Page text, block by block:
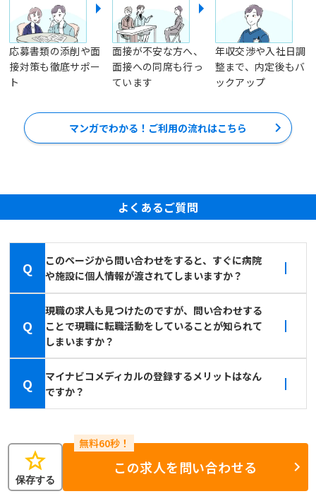
応募書類の添削や面
接対策も徹底サポー
ト
面接が不安な方へ、
面接への同席も行っ
ています
年収交渉や入社日調
整まで、内定後もバ
ックアップ
マンガでわかる！ご利用の流れはこちら
よくあるご質問
Q
このページから問い合わせをすると、すぐに病院
や施設に個人情報が渡されてしまいますか？
Q
現職の求人も見つけたのですが、問い合わせする
ことで現職に転職活動をしていることが知られて
しまいますか？
Q
マイナビコメディカルの登録するメリットはなん
ですか？
star
保存する
この求人を問い合わせる